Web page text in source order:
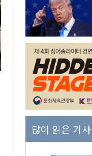
많이 읽은 기사